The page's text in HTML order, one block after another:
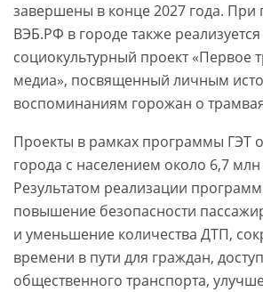
завершены в конце 2027 года. При
ВЭБ.РФ в городе также реализуется
социокультурный проект «Первое
медиа», посвященный личным
воспоминаниям горожан о
Проекты в рамках программы ГЭТ
города с населением около 6,7 млн
Результатом реализации
повышение безопасности
и уменьшение количества ДТП,
времени в пути для граждан,
общественного транспорта,